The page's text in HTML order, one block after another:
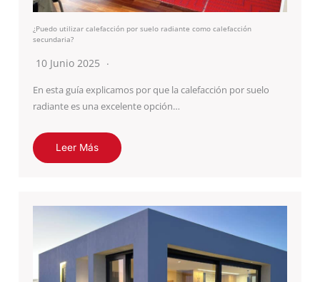
¿Puedo utilizar calefacción por suelo radiante como calefacción
secundaria?
10 Junio 2025
En esta guía explicamos por que la calefacción por suelo
radiante es una excelente opción…
Leer Más